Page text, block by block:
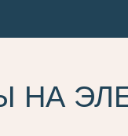
НА